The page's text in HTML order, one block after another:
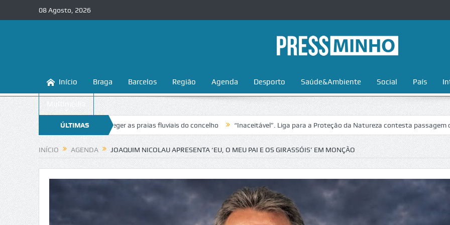
08 Agosto, 2026
Início Braga Barcelos Região Agenda Desporto Saúde&Ambiente Social País
Multimédia
ÚLTIMAS
NOTÍCIAS
a conhecer e proteger as praias fluviais do concelho “Inaceitável”. Liga para a Proteção da Natureza contesta passagem da Volta a
INÍCIO AGENDA JOAQUIM NICOLAU APRESENTA ‘EU, O MEU PAI E OS GIRASSÓIS’ EM MONÇÃO